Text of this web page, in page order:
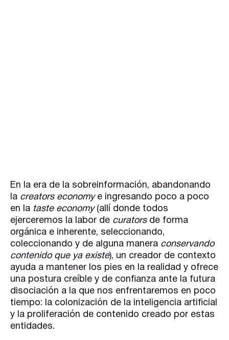
En la era de la sobreinformación, abandonando
la creators economye ingresando poco a poco
en la taste economy(allí donde todos
ejerceremos la labor de curatorsde forma
orgánica e inherente, seleccionando,
coleccionando y de alguna manera conservando
contenido que ya existe), un creador de contexto
ayuda a mantener los pies en la realidad y ofrece
una postura creíble y de confianza ante la futura
disociación a la que nos enfrentaremos en poco
tiempo: la colonización de la inteligencia artificial
y la proliferación de contenido creado por estas
entidades.